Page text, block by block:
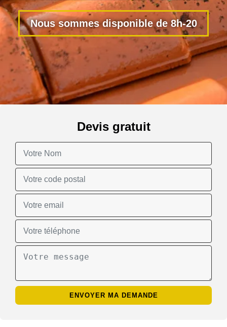
Nous sommes disponible de 8h-20
Devis gratuit